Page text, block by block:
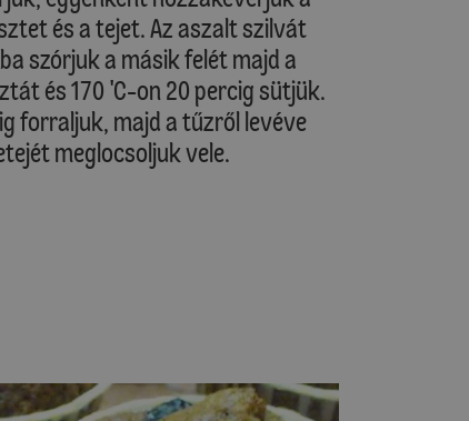
és a tejet. Az aszalt szilvát
szórjuk a másik felét majd a
és 170 'C-on 20 percig sütjük.
forraljuk, majd a tűzről levéve
meglocsoljuk vele.